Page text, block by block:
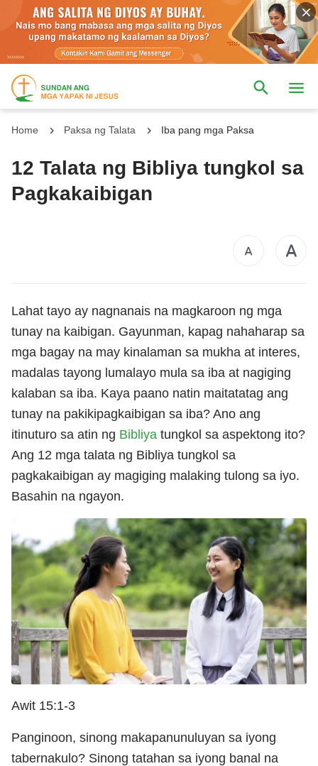
Home Paksa ng Talata Iba pang mga Paksa
12 Talata ng Bibliya tungkol sa
Pagkakaibigan
Lahat tayo ay nagnanais na magkaroon ng mga
tunay na kaibigan. Gayunman, kapag nahaharap sa
mga bagay na may kinalaman sa mukha at interes,
madalas tayong lumalayo mula sa iba at nagiging
kalaban sa iba. Kaya paano natin maitatatag ang
tunay na pakikipagkaibigan sa iba? Ano ang
itinuturo sa atin ng Bibliya tungkol sa aspektong ito?
Ang 12 mga talata ng Bibliya tungkol sa
pagkakaibigan ay magiging malaking tulong sa iyo.
Basahin na ngayon.
Awit 15:1-3
Panginoon, sinong makapanunuluyan sa iyong
tabernakulo? Sinong tatahan sa iyong banal na